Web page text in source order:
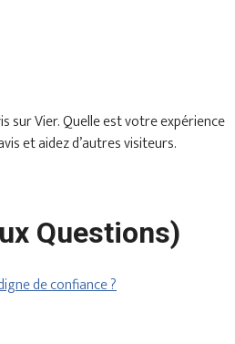
sur Vier. Quelle est votre expérience
et aidez d’autres visiteurs.
Questions)
de confiance ?